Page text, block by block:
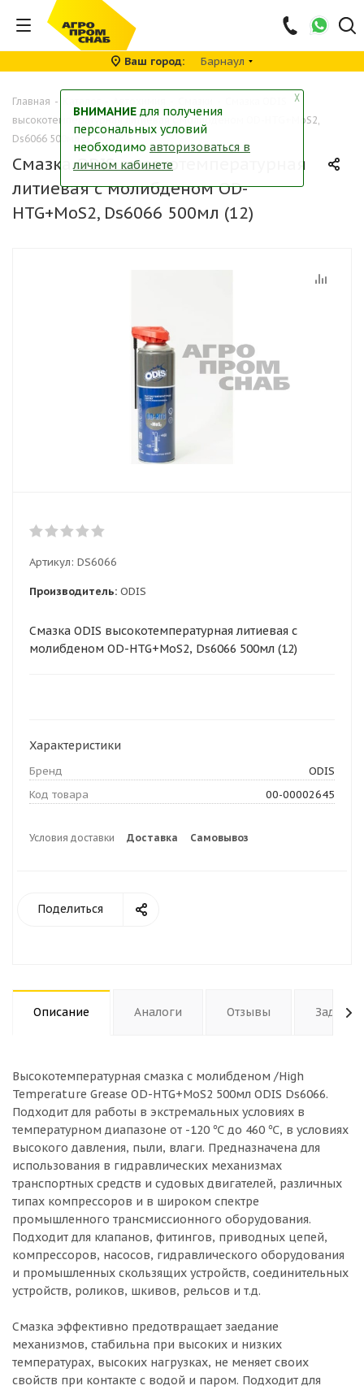
Ваш город Барнаул
Главная -
высокотемпературная литиевая с молибденом OD-HTG+MoS2,
Ds6066 500мл (12)
Смазка ODIS высокотемпературная
литиевая с молибденом OD-
HTG+MoS2, Ds6066 500мл (12)
Артикул: DS6066
Производитель: ODIS
Смазка ODIS высокотемпературная литиевая с
молибденом OD-HTG+MoS2, Ds6066 500мл (12)
Характеристики
Бренд
ODIS
Код товара
00-00002645
Условия доставки Доставка Самовывоз
Поделиться
Описание Аналоги Отзывы Задать
Высокотемпературная смазка с молибденом /High
Temperature Grease OD-HTG+MoS2 500мл ODIS Ds6066.
Подходит для работы в экстремальных условиях в
температурном диапазоне от -120 ℃ до 460 ℃, в условиях
высокого давления, пыли, влаги. Предназначена для
использования в гидравлических механизмах
транспортных средств и судовых двигателей, различных
типах компрессоров и в широком спектре
промышленного трансмиссионного оборудования.
Подходит для клапанов, фитингов, приводных цепей,
компрессоров, насосов, гидравлического оборудования
и промышленных скользящих устройств, соединительных
устройств, роликов, шкивов, рельсов и т.д.
Смазка эффективно предотвращает заедание
механизмов, стабильна при высоких и низких
температурах, высоких нагрузках, не меняет своих
свойств при контакте с водой и паром. Подходит для
╳
ВНИМАНИЕ для получения
персональных условий
необходимо авторизоваться в
личном кабинете